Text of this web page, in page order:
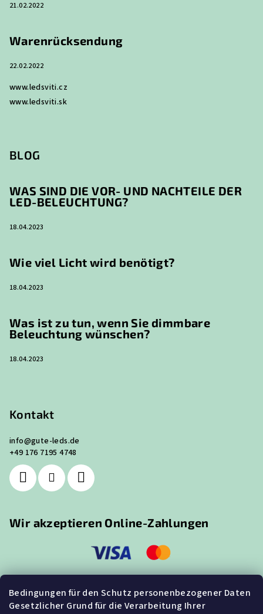
Bedingungen für den Schutz personenbezogener Daten
Gesetzlicher Grund für die Verarbeitung Ihrer
21.02.2022
Warenrücksendung
22.02.2022
www.ledsviti.cz
www.ledsviti.sk
BLOG
WAS SIND DIE VOR- UND NACHTEILE DER
LED-BELEUCHTUNG?
18.04.2023
Wie viel Licht wird benötigt?
18.04.2023
Was ist zu tun, wenn Sie dimmbare
Beleuchtung wünschen?
18.04.2023
Kontakt
info@gute-leds.de
+49 176 7195 4748
Wir akzeptieren Online-Zahlungen